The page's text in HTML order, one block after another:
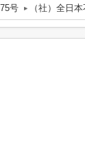
号
（社）全日